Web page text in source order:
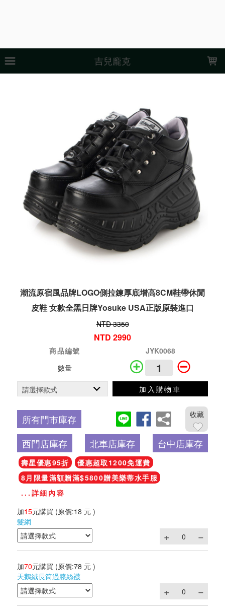
吉兒龐克
潮流原宿風品牌LOGO側拉鍊厚底增高8CM鞋帶休閒
皮鞋 女款全黑日牌Yosuke USA正版原裝進口
NTD 3350
NTD 2990
商品編號
JYK0068
數量
加入購物車
所有門市庫存 收藏
西門店庫存 北車店庫存 台中店庫存
壽星優惠95折
優惠超取1200免運費
8月限量滿額贈滿$5800贈美樂蒂水手服
...詳細內容
加15元購買 (原價:18 元 )
髮網
加70元購買 (原價:78 元 )
天鵝絨長筒過膝絲襪